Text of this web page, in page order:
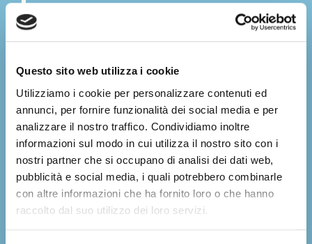
Questo sito web utilizza i cookie
Utilizziamo i cookie per personalizzare contenuti ed
annunci, per fornire funzionalità dei social media e per
analizzare il nostro traffico. Condividiamo inoltre
informazioni sul modo in cui utilizza il nostro sito con i
nostri partner che si occupano di analisi dei dati web,
pubblicità e social media, i quali potrebbero combinarle
con altre informazioni che ha fornito loro o che hanno
raccolto dal suo utilizzo dei loro servizi.
4
5
Montaggio scaldasalviette a tubo
standard e a "C"
6 Assemblaggio scaldasalviette speciali
7
Applicazione della pasta per brasatura